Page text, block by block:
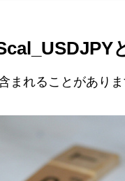
まれることがあり